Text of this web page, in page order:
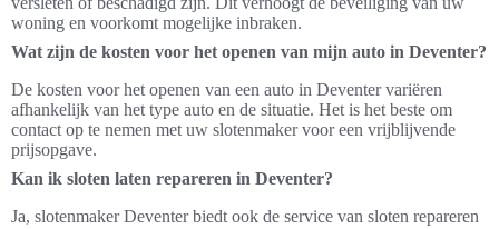
woning en voorkomt mogelijke inbraken.
Wat zijn de kosten voor het openen van mijn auto in Deventer?
De kosten voor het openen van een auto in Deventer variëren
afhankelijk van het type auto en de situatie. Het is het beste om
contact op te nemen met uw slotenmaker voor een vrijblijvende
prijsopgave.
Kan ik sloten laten repareren in Deventer?
Ja, slotenmaker Deventer biedt ook de service van sloten repareren